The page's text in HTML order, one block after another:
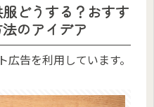
どうする？おすす
のアイデア
告を利用しています。